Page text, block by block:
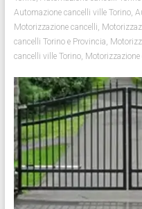
Automazione cancelli ville Torino,
Motorizzazione cancelli,
cancelli Torino e Provincia,
cancelli ville Torino,